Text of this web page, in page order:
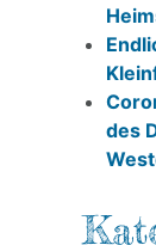
des